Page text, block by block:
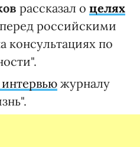
рассказал о целях
российскими
консультациях по
интервью журналу